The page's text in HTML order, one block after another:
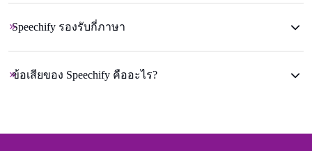
Speechify รองรับกี่ภาษา
ข้อเสียของ Speechify คืออะไร?